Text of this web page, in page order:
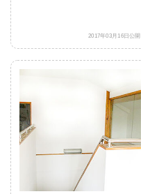
2017年03月16日公開